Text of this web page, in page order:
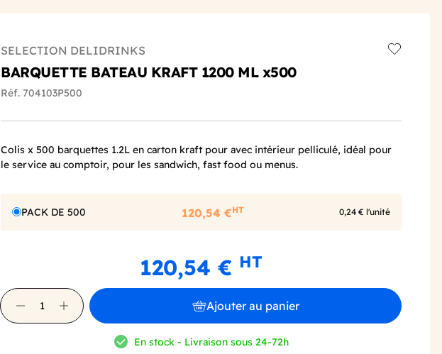
SELECTION DELIDRINKS
BARQUETTE BATEAU KRAFT 1200 ML x500
Réf. 704103P500
Colis x 500 barquettes 1.2L en carton kraft pour avec intérieur pelliculé, idéal pour
le service au comptoir, pour les sandwich, fast food ou menus.
PACK DE 500 120,54 €HT 0,24 € l'unité
120,54 € HT
Ajouter au panier
En stock - Livraison sous 24-72h